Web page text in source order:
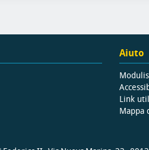
Aiuto
Link
Mappa